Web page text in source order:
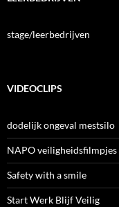
stage/leerbedrijven
VIDEOCLIPS
dodelijk ongeval mestsilo
NAPO veiligheidsfilmpjes
Safety with a smile
Start Werk Blijf Veilig